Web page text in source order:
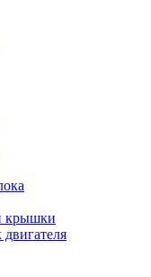
крышки